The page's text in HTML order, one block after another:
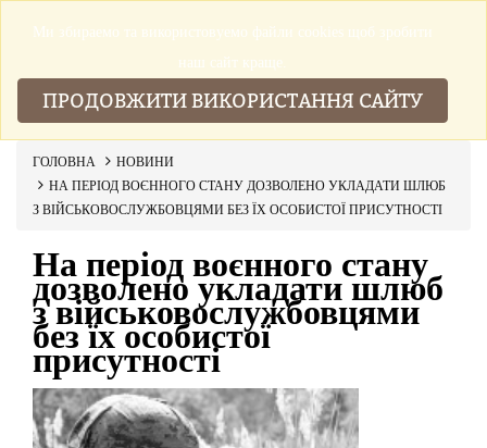
ГОЛОВНА
НОВИНИ
НА ПЕРІОД ВОЄННОГО СТАНУ ДОЗВОЛЕНО УКЛАДАТИ ШЛЮБ
З ВІЙСЬКОВОСЛУЖБОВЦЯМИ БЕЗ ЇХ ОСОБИСТОЇ ПРИСУТНОСТІ
На період воєнного стану
дозволено укладати шлюб
з військовослужбовцями
без їх особистої
присутності
Ми збираемо та використовуемо файли cookies щоб зробити
наш сайт краще.
ПРОДОВЖИТИ ВИКОРИСТАННЯ САЙТУ